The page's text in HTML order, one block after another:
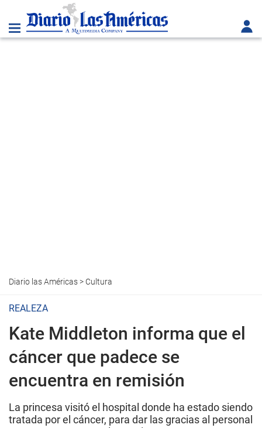
Diario las Américas> Cultura
REALEZA
Kate Middleton informa que el
cáncer que padece se
encuentra en remisión
La princesa visitó el hospital donde ha estado siendo
tratada por el cáncer, para dar las gracias al personal